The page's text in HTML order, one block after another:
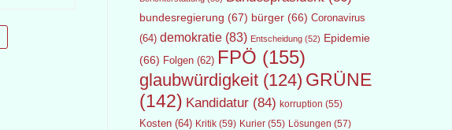
bundesregierung (67) bürger (66) Coronavirus
(64) demokratie (83) Entscheidung (52) Epidemie
(66) Folgen (62) FPÖ (155)
glaubwürdigkeit (124) GRÜNE
(142) Kandidatur (84) korruption (55)
Kosten (64) Kritik (59) Kurier (55) Lösungen (57)